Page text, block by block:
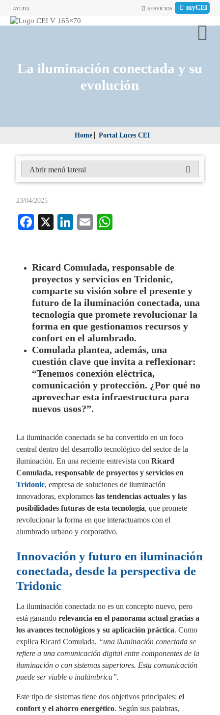
AYUDA myCEI
SERVICIOS
La iluminación conectada y su
evolución
Home Portal Luces CEI
23/04/2025
Fa
ok
X
Li
In
E
A
pp
Ricard Comulada, responsable de
proyectos y servicios en Tridonic,
comparte su visión sobre el presente y
futuro de la iluminación conectada, una
tecnología que promete revolucionar la
forma en que gestionamos recursos y
confort en el alumbrado.
Comulada plantea, además, una
cuestión clave que invita a reflexionar:
“Tenemos conexión eléctrica,
comunicación y protección. ¿Por qué no
aprovechar esta infraestructura para
nuevos usos?”.
La iluminación conectada se ha convertido en un foco
central dentro del desarrollo tecnológico del sector de la
iluminación. En una reciente entrevista con Ricard
Comulada, responsable de proyectos y servicios en
Tridonic, empresa de soluciones de iluminación
innovadoras, exploramos las tendencias actuales y las
posibilidades futuras de esta tecnología, que promete
revolucionar la forma en que interactuamos con el
alumbrado urbano y corporativo.
Innovación y futuro en iluminación
conectada, desde la perspectiva de
Tridonic
La iluminación conectada no es un concepto nuevo, pero
está ganando relevancia en el panorama actual gracias a
los avances tecnológicos y su aplicación práctica. Como
explica Ricard Comulada, “una iluminación conectada se
refiere a una comunicación digital entre componentes de la
iluminación o con sistemas superiores. Esta comunicación
puede ser viable o inalámbrica”.
Este tipo de sistemas tiene dos objetivos principales: el
confort y el ahorro energético. Según sus palabras,
Abrir menú lateral